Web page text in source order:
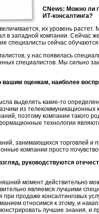
CNews: Можно ли
ИТ-консалтинга?
их уровень
в западной компании.
специалисты сейчас
у нас появилась
специалистов. Мы сильно
вашим оценкам, наиболее
выделять какие-то
из
поэтому компании такого
технологии
занимающихся торговлей и
компании просто
руководствуются
момент действительно
являемся лучшими
при продаже консалтинговых
относимся к этому, и
лучшие знания, и